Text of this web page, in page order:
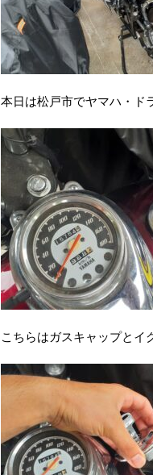
本日は松戸市でヤマハ・ド
こちらはガスキャップとイ